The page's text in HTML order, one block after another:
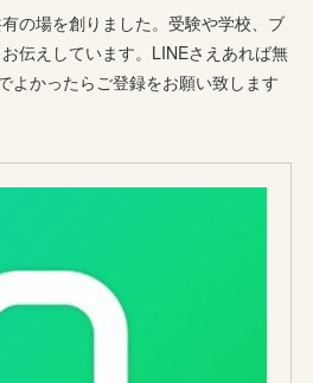
の場を創りました。受験や学校、ブ
伝えしています。LINEさえあれば無
よかったらご登録をお願い致します